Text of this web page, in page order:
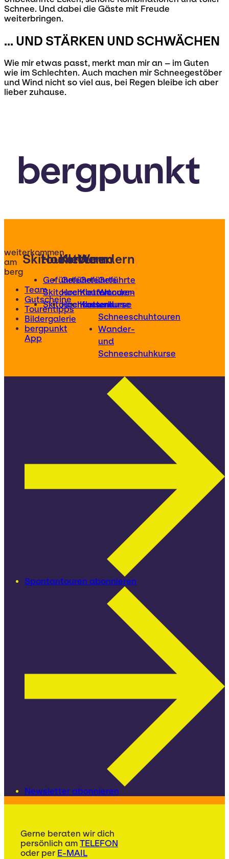
Schnee. Und dabei die Gäste mit Freude
weiterbringen.
... UND STÄRKEN UND SCHWÄCHEN
Wie mir etwas passt, merkt man mir an – im Guten
wie im Schlechten. Auch machen mir Schneegestöber
und Wind nicht so viel aus, bei Regen bleibe ich aber
lieber zuhause.
bergpunkt
weiterkommen
am
berg
Team
Gutscheine
Tourentipps
Bildergalerie
bergpunkt
App
Skitouren
Geführte
Skitouren
Skitourenkurse
Hochtouren
Geführte
Hochtouren
Hochtourenkurse
Klettern
Geführte
Klettertouren
Kletterkurse
Wandern
Geführte
Wander-
und
Schneeschuhtouren
Wander-
und
Schneeschuhkurse
Spontantouren abonnieren
Newsletter abonnieren
Gerne beraten wir dich
persönlich am TELEFON
oder per E-MAIL